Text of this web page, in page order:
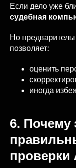
Если дело уже
судебная
Но
позволяет:
оценить
иногда
6. Почему